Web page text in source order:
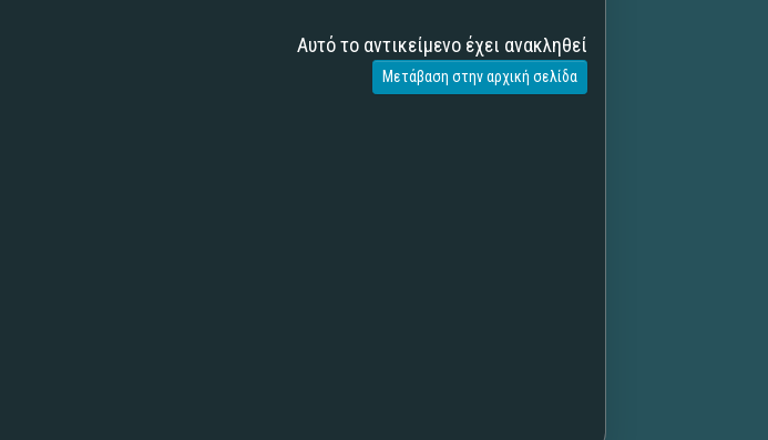
Αυτό το αντικείμενο έχει ανακληθεί
Μετάβαση στην αρχική σελίδα